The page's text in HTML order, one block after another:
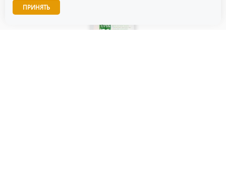
Звоните нам!
ПРИНЯТЬ